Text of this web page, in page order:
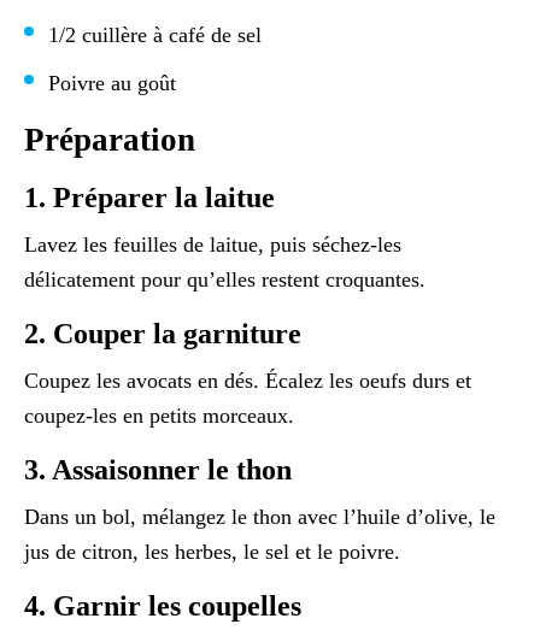
1/2 cuillère à café de sel
Poivre au goût
Préparation
1. Préparer la laitue
Lavez les feuilles de laitue, puis séchez-les
délicatement pour qu’elles restent croquantes.
2. Couper la garniture
Coupez les avocats en dés. Écalez les oeufs durs et
coupez-les en petits morceaux.
3. Assaisonner le thon
Dans un bol, mélangez le thon avec l’huile d’olive, le
jus de citron, les herbes, le sel et le poivre.
4. Garnir les coupelles